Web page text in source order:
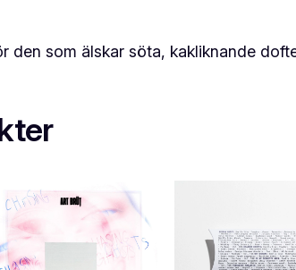
d
T
den som älskar söta, kakliknande